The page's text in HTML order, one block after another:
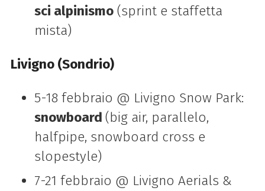
sci alpinismo(sprint e staffetta
mista)
Livigno (Sondrio)
5-18 febbraio @ Livigno Snow Park:
snowboard (big air, parallelo,
halfpipe, snowboard cross e
slopestyle)
7-21 febbraio @ Livigno Aerials &